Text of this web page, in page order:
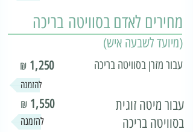
מחירים לאדם בסוויטה בריכה
(מיועד לשבעה איש)
1,250
₪ עבור מזרן בסוויטה בריכה
להזמנה
1,550
₪
להזמנה
עבור מיטה זוגית
בסוויטה בריכה